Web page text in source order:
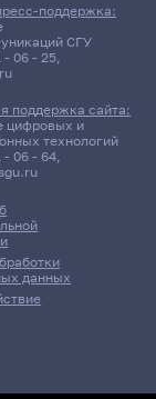
данных
поддержка:
СГУ
- 06 - 25,
поддержка сайта:
цифровых и
технологий
- 06 - 64,